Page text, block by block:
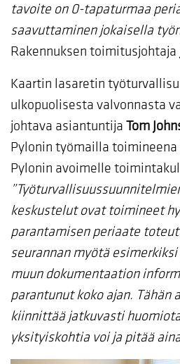
tavoite on 0-tapaturmaa
saavuttaminen jokaisella
Rakennuksen toimitusjohtaja
Kaartin lasaretin
ulkopuolisesta valvonnasta
johtava asiantuntija Tom
Pylonin työmailla toimineena
Pylonin avoimelle
keskustelut ovat toimineet
parantamisen periaate
seurannan myötä
muun dokumentaation
parantunut koko ajan. Tähän
kiinnittää jatkuvasti
yksityiskohtia voi ja pitää